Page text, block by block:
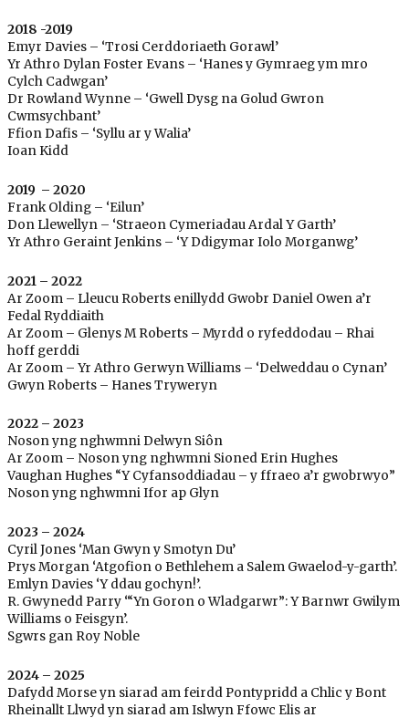
2018 -2019
Emyr Davies – ‘Trosi Cerddoriaeth Gorawl’
Yr Athro Dylan Foster Evans – ‘Hanes y Gymraeg ym mro
Cylch Cadwgan’
Dr Rowland Wynne – ‘Gwell Dysg na Golud Gwron
Cwmsychbant’
Ffion Dafis – ‘Syllu ar y Walia’
Ioan Kidd
2019 – 2020
Frank Olding – ‘Eilun’
Don Llewellyn – ‘Straeon Cymeriadau Ardal Y Garth’
Yr Athro Geraint Jenkins – ‘Y Ddigymar Iolo Morganwg’
2021 – 2022
Ar Zoom – Lleucu Roberts enillydd Gwobr Daniel Owen a’r
Fedal Ryddiaith
Ar Zoom – Glenys M Roberts – Myrdd o ryfeddodau – Rhai
hoff gerddi
Ar Zoom – Yr Athro Gerwyn Williams – ‘Delweddau o Cynan’
Gwyn Roberts – Hanes Tryweryn
2022 – 2023
Noson yng nghwmni Delwyn Siôn
Ar Zoom – Noson yng nghwmni Sioned Erin Hughes
Vaughan Hughes “Y Cyfansoddiadau – y ffraeo a’r gwobrwyo”
Noson yng nghwmni Ifor ap Glyn
2023 – 2024
Cyril Jones ‘Man Gwyn y Smotyn Du’
Prys Morgan ‘Atgofion o Bethlehem a Salem Gwaelod-y-garth’.
Emlyn Davies ‘Y ddau gochyn!’.
R. Gwynedd Parry ‘“Yn Goron o Wladgarwr”: Y Barnwr Gwilym
Williams o Feisgyn’.
Sgwrs gan Roy Noble
2024 – 2025
Dafydd Morse yn siarad am feirdd Pontypridd a Chlic y Bont
Rheinallt Llwyd yn siarad am Islwyn Ffowc Elis ar